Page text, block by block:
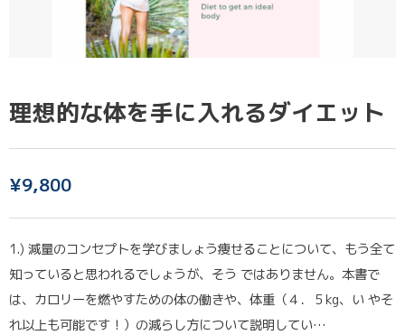
理想的な体を手に入れるダイエット
¥9,800
1.) 減量のコンセプトを学びましょう痩せることについて、もう全て
知っていると思われるでしょうが、そう ではありません。本書で
は、カロリーを燃やすための体の働きや、体重（４．５kg、い やそ
れ以上も可能です！）の減らし方について説明してい…